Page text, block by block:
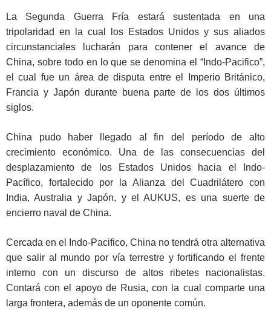
La Segunda Guerra Fría estará sustentada en una
tripolaridad en la cual los Estados Unidos y sus aliados
circunstanciales lucharán para contener el avance de
China, sobre todo en lo que se denomina el “Indo-Pacifico”,
el cual fue un área de disputa entre el Imperio Británico,
Francia y Japón durante buena parte de los dos últimos
siglos.
China pudo haber llegado al fin del período de alto
crecimiento económico. Una de las consecuencias del
desplazamiento de los Estados Unidos hacia el Indo-
Pacífico, fortalecido por la Alianza del Cuadrilátero con
India, Australia y Japón, y el AUKUS, es una suerte de
encierro naval de China.
Cercada en el Indo-Pacifico, China no tendrá otra alternativa
que salir al mundo por vía terrestre y fortificando el frente
interno con un discurso de altos ribetes nacionalistas.
Contará con el apoyo de Rusia, con la cual comparte una
larga frontera, además de un oponente común.